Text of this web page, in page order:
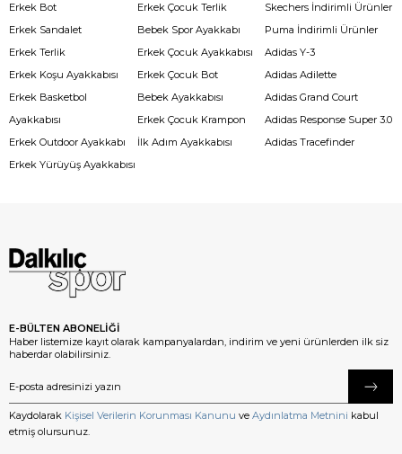
Erkek Bot
Erkek Sandalet
Erkek Terlik
Erkek Koşu Ayakkabısı
Erkek Basketbol
Ayakkabısı
Erkek Outdoor Ayakkabı
Erkek Yürüyüş Ayakkabısı
Erkek Çocuk Terlik
Bebek Spor Ayakkabı
Erkek Çocuk Ayakkabısı
Erkek Çocuk Bot
Bebek Ayakkabısı
Erkek Çocuk Krampon
İlk Adım Ayakkabısı
Skechers İndirimli Ürünler
Puma İndirimli Ürünler
Adidas Y-3
Adidas Adilette
Adidas Grand Court
Adidas Response Super 3.0
Adidas Tracefinder
E-BÜLTEN ABONELİĞİ
Haber listemize kayıt olarak kampanyalardan, indirim ve yeni ürünlerden ilk siz
haberdar olabilirsiniz.
Kaydolarak Kişisel Verilerin Korunması Kanunu ve Aydınlatma Metnini kabul
etmiş olursunuz.